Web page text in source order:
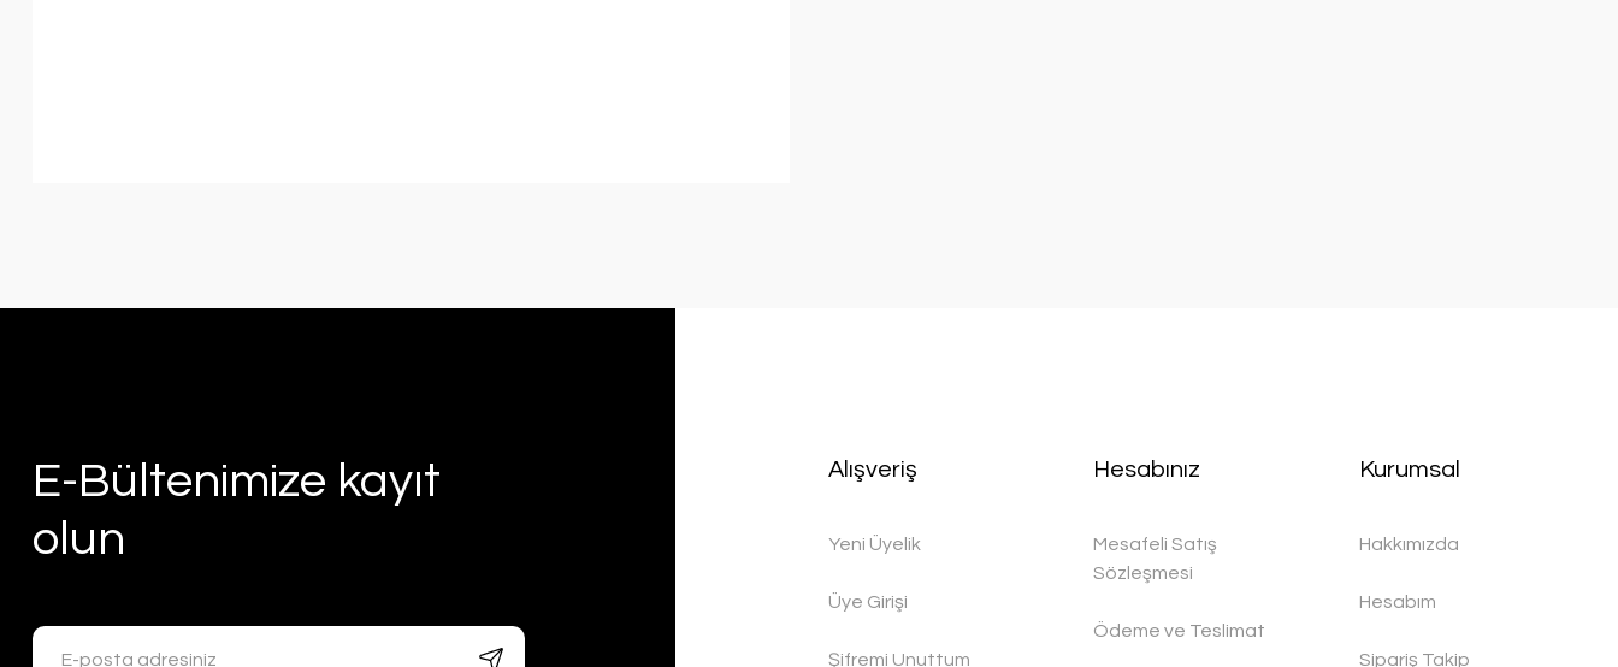
E-Bültenimize kayıt
olun
Alışveriş
Yeni Üyelik
Üye Girişi
Şifremi Unuttum
Hesabınız
Mesafeli Satış
Sözleşmesi
Ödeme ve Teslimat
Kurumsal
Hakkımızda
Hesabım
Sipariş Takip